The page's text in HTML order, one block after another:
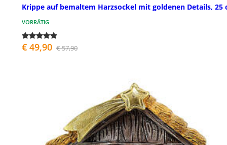
Krippe auf bemaltem Harzsockel mit goldenen Details, 25
VORRÄTIG
€ 49,90 € 57,90